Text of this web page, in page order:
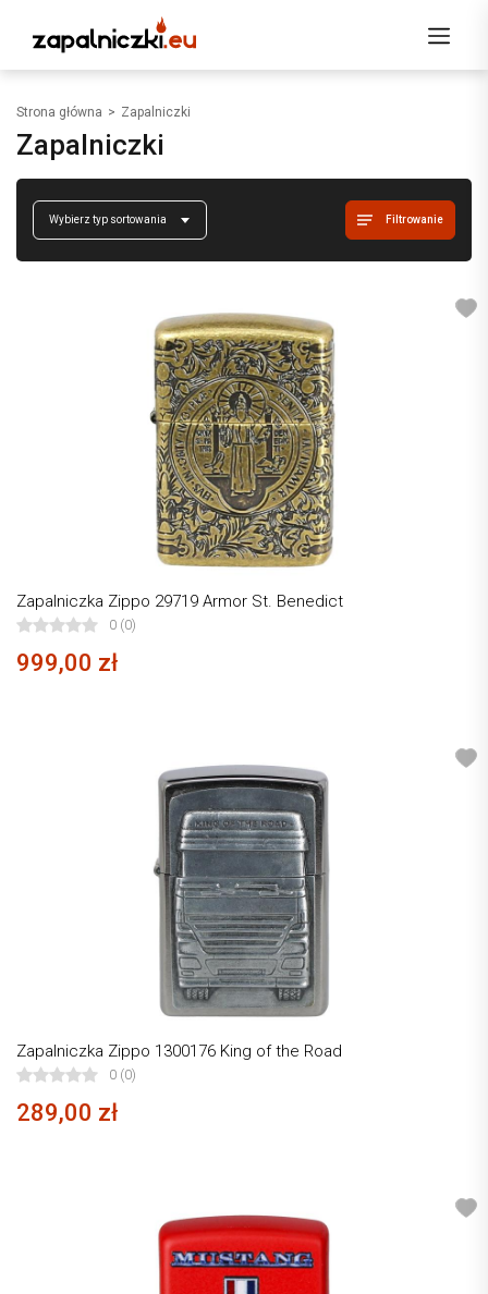
Strona główna Zapalniczki
Zapalniczki
Wybierz typ sortowania Filtrowanie
Zapalniczka Zippo 29719 Armor St. Benedict
0 (0)
999,00 zł
Zapalniczka Zippo 1300176 King of the Road
0 (0)
289,00 zł